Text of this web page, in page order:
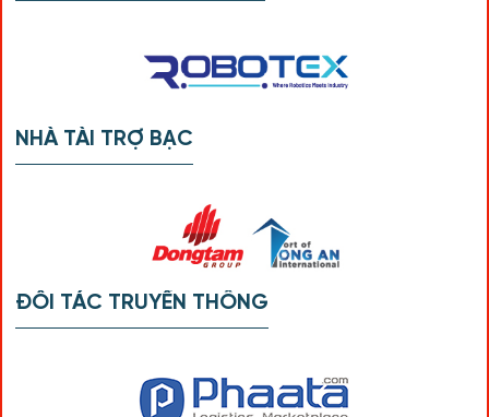
NHÀ TÀI TRỢ BẠC
ĐỐI TÁC TRUYỀN THÔNG